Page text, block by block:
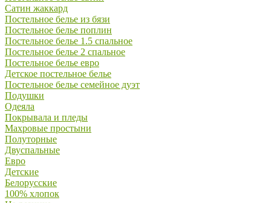
Сатин жаккард
Постельное белье из бязи
Постельное белье поплин
Постельное белье 1.5 спальное
Постельное белье 2 спальное
Постельное белье евро
Детское постельное белье
Постельное белье семейное дуэт
Подушки
Одеяла
Покрывала и пледы
Махровые простыни
Полуторные
Двуспальные
Евро
Детские
Белорусские
100% хлопок